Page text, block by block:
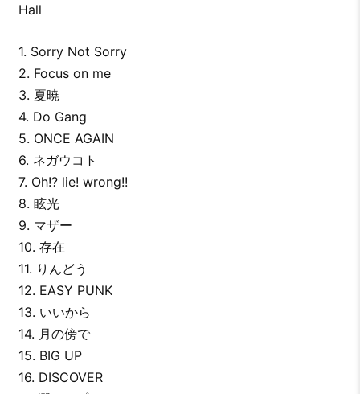
Hall
1. Sorry Not Sorry
2. Focus on me
3. 夏暁
4. Do Gang
5. ONCE AGAIN
6. ネガウコト
7. Oh!? lie! wrong!!
8. 眩光
9. マザー
10. 存在
11. りんどう
12. EASY PUNK
13. いいから
14. 月の傍で
15. BIG UP
16. DISCOVER